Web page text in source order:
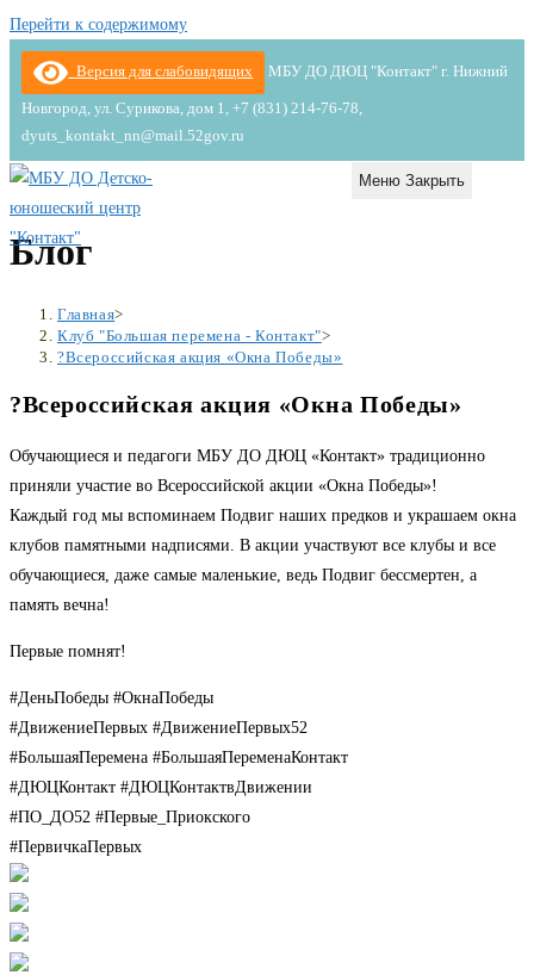
Перейти к содержимому
Версия для слабовидящих МБУ ДО ДЮЦ "Контакт" г. Нижний
Новгород, ул. Сурикова, дом 1, +7 (831) 214-76-78,
dyuts_kontakt_nn@mail.52gov.ru
Меню Закрыть
Блог
Главная>
Клуб "Большая перемена - Контакт">
?Всероссийская акция «Окна Победы»
?Всероссийская акция «Окна Победы»
Обучающиеся и педагоги МБУ ДО ДЮЦ «Контакт» традиционно
приняли участие во Всероссийской акции «Окна Победы»!
Каждый год мы вспоминаем Подвиг наших предков и украшаем окна
клубов памятными надписями. В акции участвуют все клубы и все
обучающиеся, даже самые маленькие, ведь Подвиг бессмертен, а
память вечна!
Первые помнят!
#ДеньПобеды #ОкнаПобеды
#ДвижениеПервых #ДвижениеПервых52
#БольшаяПеремена #БольшаяПеременаКонтакт
#ДЮЦКонтакт #ДЮЦКонтактвДвижении
#ПО_ДО52 #Первые_Приокского
#ПервичкаПервых